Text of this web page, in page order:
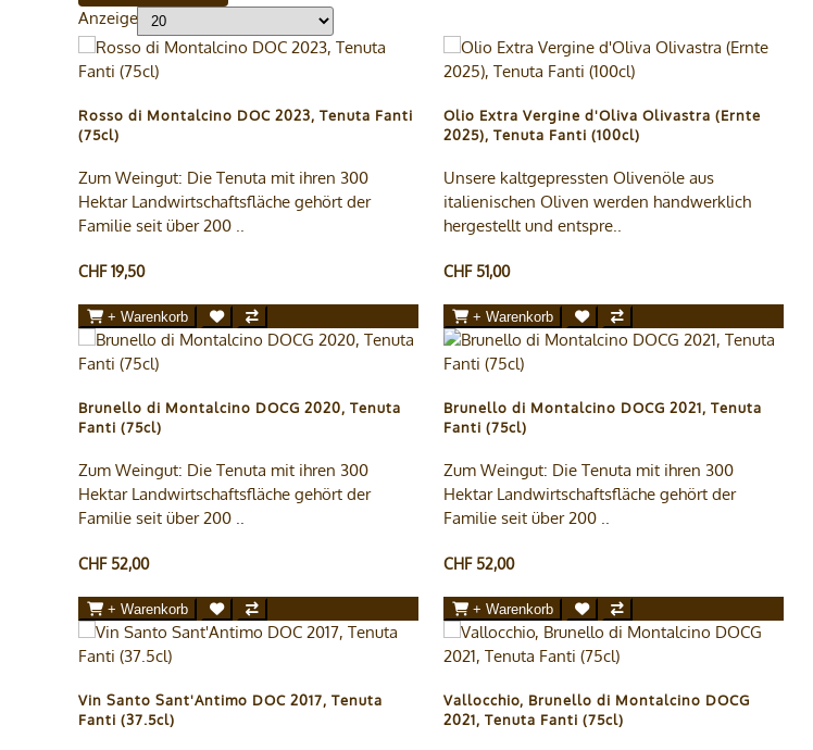
Anzeige
Rosso di Montalcino DOC 2023, Tenuta Fanti
(75cl)
Zum Weingut: Die Tenuta mit ihren 300
Hektar Landwirtschaftsfläche gehört der
Familie seit über 200 ..
CHF 19,50
+ Warenkorb
Olio Extra Vergine d'Oliva Olivastra (Ernte
2025), Tenuta Fanti (100cl)
Unsere kaltgepressten Olivenöle aus
italienischen Oliven werden handwerklich
hergestellt und entspre..
CHF 51,00
+ Warenkorb
Brunello di Montalcino DOCG 2020, Tenuta
Fanti (75cl)
Zum Weingut: Die Tenuta mit ihren 300
Hektar Landwirtschaftsfläche gehört der
Familie seit über 200 ..
CHF 52,00
+ Warenkorb
Brunello di Montalcino DOCG 2021, Tenuta
Fanti (75cl)
Zum Weingut: Die Tenuta mit ihren 300
Hektar Landwirtschaftsfläche gehört der
Familie seit über 200 ..
CHF 52,00
+ Warenkorb
Vin Santo Sant'Antimo DOC 2017, Tenuta
Fanti (37.5cl)
Vallocchio, Brunello di Montalcino DOCG
2021, Tenuta Fanti (75cl)